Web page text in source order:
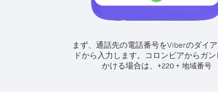
まず、通話先の電話番号をViberのダイ
ドから入力します。 コロンビアからガン
かける場合は、 +220 + 地域番号